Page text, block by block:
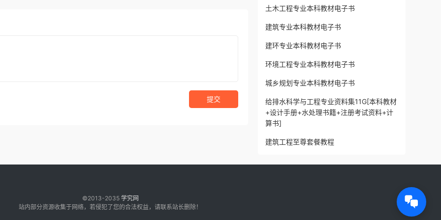
提交
土木工程专业本科教材电子书
建筑专业本科教材电子书
建环专业本科教材电子书
环境工程专业本科教材电子书
城乡规划专业本科教材电子书
给排水科学与工程专业资料集11G[本科教材
+设计手册+水处理书籍+注册考试资料+计
算书]
建筑工程至尊套餐教程
©2013-2035 学究网
站内部分资源收集于网络，若侵犯了您的合法权益，请联系站长删除！